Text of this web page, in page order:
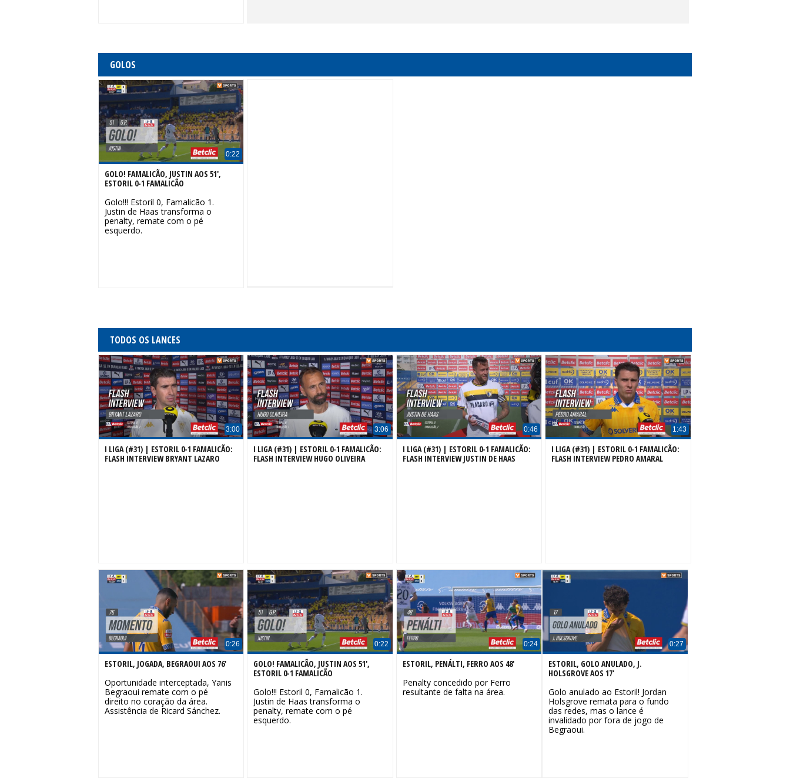
GOLOS
0:22
GOLO! FAMALICÃO, JUSTIN AOS 51',
ESTORIL 0-1 FAMALICÃO
Golo!!! Estoril 0, Famalicão 1.
Justin de Haas transforma o
penalty, remate com o pé
esquerdo.
TODOS OS LANCES
3:00
I LIGA (#31) | ESTORIL 0-1 FAMALICÃO:
FLASH INTERVIEW BRYANT LAZARO
3:06
I LIGA (#31) | ESTORIL 0-1 FAMALICÃO:
FLASH INTERVIEW HUGO OLIVEIRA
0:46
I LIGA (#31) | ESTORIL 0-1 FAMALICÃO:
FLASH INTERVIEW JUSTIN DE HAAS
1:43
I LIGA (#31) | ESTORIL 0-1 FAMALICÃO:
FLASH INTERVIEW PEDRO AMARAL
0:26
ESTORIL, JOGADA, BEGRAOUI AOS 76'
Oportunidade interceptada, Yanis
Begraoui remate com o pé
direito no coração da área.
Assistência de Ricard Sánchez.
0:22
GOLO! FAMALICÃO, JUSTIN AOS 51',
ESTORIL 0-1 FAMALICÃO
Golo!!! Estoril 0, Famalicão 1.
Justin de Haas transforma o
penalty, remate com o pé
esquerdo.
0:24
ESTORIL, PENÁLTI, FERRO AOS 48'
Penalty concedido por Ferro
resultante de falta na área.
0:27
ESTORIL, GOLO ANULADO, J.
HOLSGROVE AOS 17'
Golo anulado ao Estoril! Jordan
Holsgrove remata para o fundo
das redes, mas o lance é
invalidado por fora de jogo de
Begraoui.